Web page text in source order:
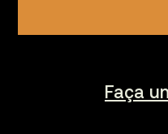
Faça